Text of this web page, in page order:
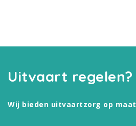
Uitvaart regelen?
Wij bieden uitvaartzorg op maat